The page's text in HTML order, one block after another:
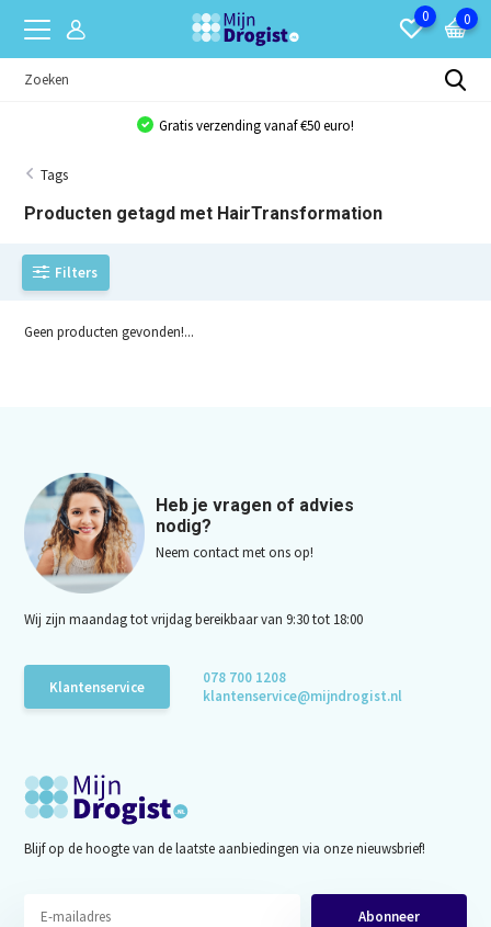
0 0
Gratis verzending vanaf €50 euro!
Tags
Producten getagd met HairTransformation
Filters
Geen producten gevonden!...
Heb je vragen of advies
nodig?
Neem contact met ons op!
Wij zijn maandag tot vrijdag bereikbaar van 9:30 tot 18:00
Klantenservice
078 700 1208
klantenservice@mijndrogist.nl
Blijf op de hoogte van de laatste aanbiedingen via onze nieuwsbrief!
Abonneer